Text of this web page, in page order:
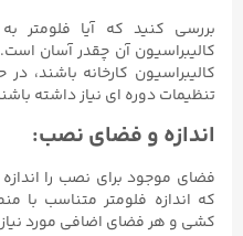
بررسی کنید که آیا فلومتر
کالیبراسیون آن چقدر آسان
کالیبراسیون کارخانه باشند،
تنظیمات دوره ای نیاز داشته
اندازه و فضای نصب:
فضای موجود برای نصب را
که اندازه فلومتر متناسب با
کشی و هر فضای اضافی مورد نیاز